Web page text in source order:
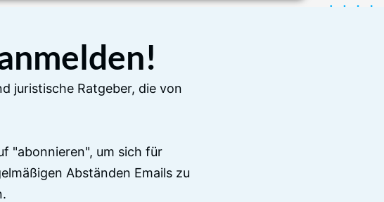
juristische Ratgeber, die von
"abonnieren", um sich für
Abständen Emails zu